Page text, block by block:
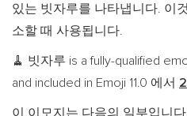
있는 빗자루를 나타냅니다. 이
소할 때 사용됩니다.
🧹 빗자루 is a fully-qualified
and included in Emoji 11.0 에서
이 이모지는 다음의 일부입니